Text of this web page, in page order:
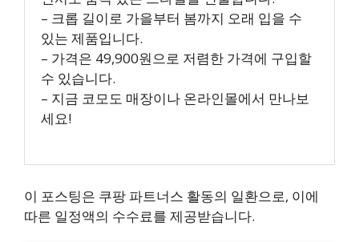
– 크롭 길이로 가을부터 봄까지 오래 입을 수
있는 제품입니다.
– 가격은 49,900원으로 저렴한 가격에 구입할
수 있습니다.
– 지금 코모도 매장이나 온라인몰에서 만나보
세요!
이 포스팅은 쿠팡 파트너스 활동의 일환으로, 이에
따른 일정액의 수수료를 제공받습니다.